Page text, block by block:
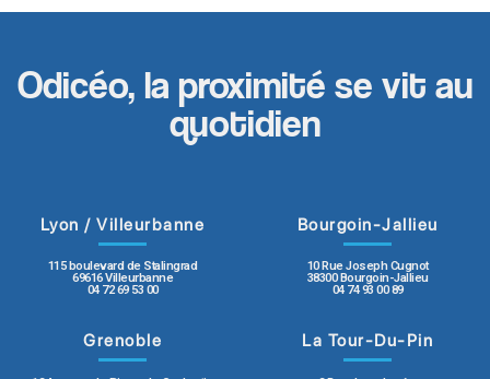
Odicéo, la proximité se vit au
quotidien
Lyon / Villeurbanne
115 boulevard de Stalingrad
69616 Villeurbanne
04 72 69 53 00
Bourgoin-Jallieu
10 Rue Joseph Cugnot
38300 Bourgoin-Jallieu
04 74 93 00 89
Grenoble La Tour-Du-Pin